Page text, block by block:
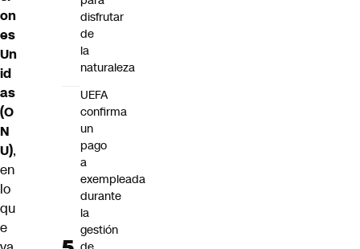
on
es
Un
id
as
(O
N
U),
en
lo
qu
e
disfrutar
de
la
naturaleza
UEFA
confirma
un
pago
a
exempleada
durante
la
gestión